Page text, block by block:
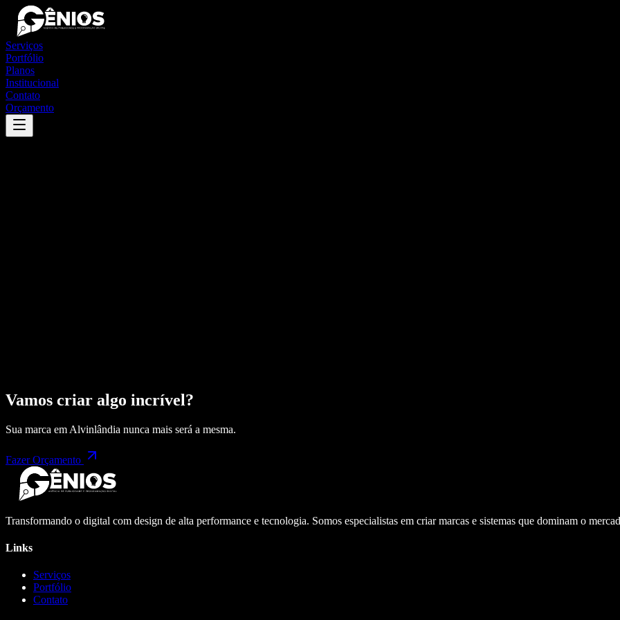
Serviços
Portfólio
Planos
Institucional
Contato
Orçamento
Vamos criar algo incrível?
Sua marca em Alvinlândia nunca mais será a mesma.
Fazer Orçamento
Transformando o digital com design de alta performance e tecnologia. Somos especialistas em criar marcas e sistemas que dominam o
Links
Serviços
Portfólio
Contato